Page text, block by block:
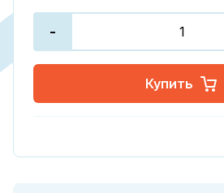
-
Купить